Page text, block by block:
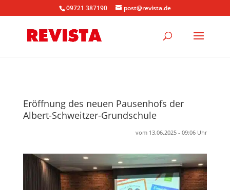
09721 387190 post@revista.de
Eröffnung des neuen Pausenhofs der
Albert-Schweitzer-Grundschule
vom 13.06.2025 - 09:06 Uhr